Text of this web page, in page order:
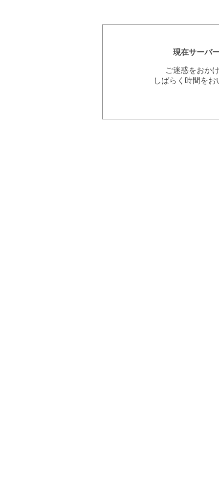
現在サーバ
ご迷惑をおか
しばらく時間を